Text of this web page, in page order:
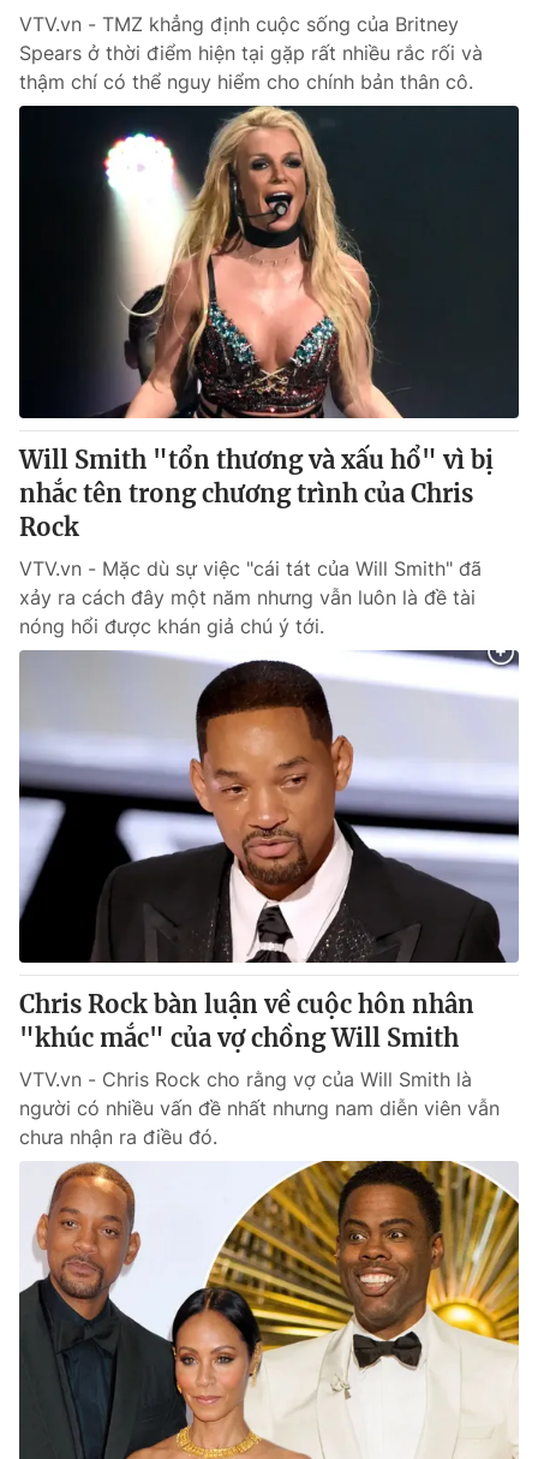
024.38 355 931 - 024.38 355 932
Ðiện thoại Thời báo VTV:024.66 897 897
Email: toasoan@vtv.vn
Liên hệ quảng cáo:024-7300.7108
® Cấm sao chép dưới mọi hình thức nếu không có sự chấp
thuận bằng văn bản. Ghi rõ nguồn VTV.vn khi phát hành lại
thông tin từ website này.
VTV.vn - TMZ khẳng định cuộc sống của Britney
Spears ở thời điểm hiện tại gặp rất nhiều rắc rối và
thậm chí có thể nguy hiểm cho chính bản thân cô.
Will Smith "tổn thương và xấu hổ" vì bị
nhắc tên trong chương trình của Chris
Rock
VTV.vn - Mặc dù sự việc "cái tát của Will Smith" đã
xảy ra cách đây một năm nhưng vẫn luôn là đề tài
nóng hổi được khán giả chú ý tới.
Chris Rock bàn luận về cuộc hôn nhân
"khúc mắc" của vợ chồng Will Smith
VTV.vn - Chris Rock cho rằng vợ của Will Smith là
người có nhiều vấn đề nhất nhưng nam diễn viên vẫn
chưa nhận ra điều đó.